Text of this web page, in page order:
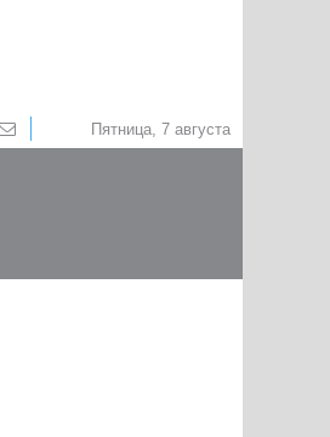
Пятница, 7 августа